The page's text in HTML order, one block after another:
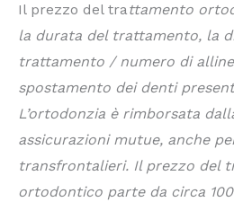
Il prezzo del trattamento
la durata del trattamento, la
trattamento / numero di
spostamento dei denti
L’ortodonzia è rimborsata
assicurazioni mutue, anche
transfrontalieri. Il prezzo del
ortodontico parte da circa